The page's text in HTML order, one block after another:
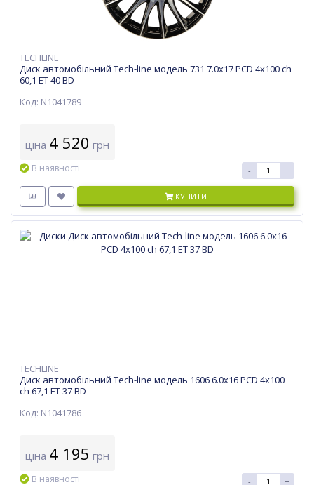
TECHLINE
Диск автомобільний Tech-line модель 731 7.0х17 PCD 4x100 ch
60,1 ET 40 BD
Код: N1041789
ціна 4 520 грн
В наявності - +
КУПИТИ
TECHLINE
Диск автомобільний Tech-line модель 1606 6.0х16 PCD 4x100
ch 67,1 ET 37 BD
Код: N1041786
ціна 4 195 грн
В наявності - +